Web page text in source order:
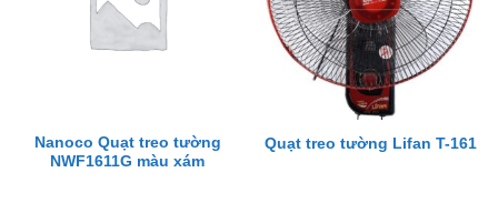
Nanoco Quạt treo tường
NWF1611G màu xám
Quạt treo tường Lifan T-161